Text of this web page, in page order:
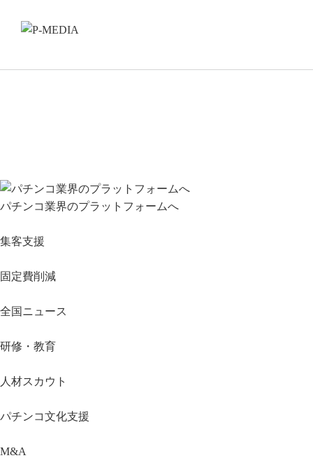
パチンコ業界のプラットフォームへ
集客支援
固定費削減
全国ニュース
研修・教育
人材スカウト
パチンコ文化支援
M&A